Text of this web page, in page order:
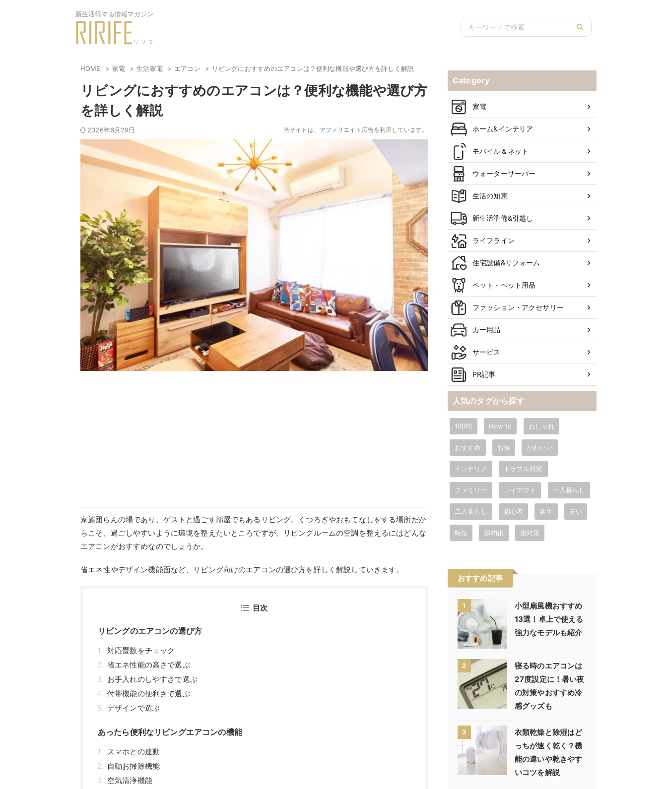
新生活得する情報マガジン
HOME 家電 生活家電 エアコン リビングにおすすめのエアコンは？便利な機能や選び方を詳しく解説
リビングにおすすめのエアコンは？便利な機能や選び方
を詳しく解説
2026年6月29日 当サイトは、アフィリエイト広告を利用しています。
家族団らんの場であり、ゲストと過ごす部屋でもあるリビング。くつろぎやおもてなしをする場所だか
らこそ、過ごしやすいように環境を整えたいところですが、リビングルームの空調を整えるにはどんな
エアコンがおすすめなのでしょうか。
省エネ性やデザイン機能面など、リビング向けのエアコンの選び方を詳しく解説していきます。
目次
リビングのエアコンの選び方
対応畳数をチェック
省エネ性能の高さで選ぶ
お手入れのしやすさで選ぶ
付帯機能の便利さで選ぶ
デザインで選ぶ
あったら便利なリビングエアコンの機能
スマホとの連動
自動お掃除機能
空気清浄機能
Category
家電
ホーム&インテリア
モバイル＆ネット
ウォーターサーバー
生活の知恵
新生活準備&引越し
ライフライン
住宅設備&リフォーム
ペット・ペット用品
ファッション・アクセサリー
カー用品
サービス
PR記事
人気のタグから探す
100均 How to おしゃれ
おすすめ お得 かわいい
インテリア トラブル対策
ファミリー レイアウト 一人暮らし
二人暮らし 初心者 学生 安い
時短 節約術 虫対策
おすすめ記事
1
小型扇風機おすすめ
13選！卓上で使える
強力なモデルも紹介
2
寝る時のエアコンは
27度設定に！暑い夜
の対策やおすすめ冷
感グッズも
3
衣類乾燥と除湿はど
っちが速く乾く？機
能の違いや乾きやす
いコツを解説